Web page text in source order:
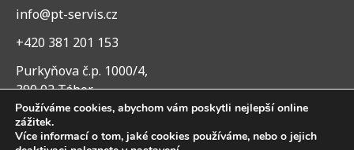
info@pt-servis.cz
+420 381 201 153
Purkyňova č.p. 1000/4,
390 02 Tábor
Používáme cookies, abychom vám poskytli nejlepší online
zážitek.
Více informací o tom, jaké cookies používáme, nebo o jejich